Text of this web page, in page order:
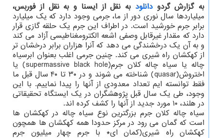
به گزارش گردودانلود به نقل از ایسنا و به نقل از فوربس،
میلیاردها سال نوری دور از ما، جرمی وجود دارد که یک میلیارد
برابر جرم خورشید است. در اطراف این جرم یک حلقه گازی قرار
دارد که مقدار غیرقابل وصفی اشعه الکترومغناطیسی آزاد می کند
و به آن یک درخشندگی می دهد که آنرا هزاران برابر درخشان تر
از کهکشان راه شیری می کند. چنین جرمی اغلب بعنوان ابرسیاه
چاله یا سیاه چاله کلان جرم(supermassive black hole) یا
اختروش(quasar) شناخته می شوند و در ۳۰ تا ۴۰ سال قبل ما
فقط توانسته ایم تعداد معدودی از آنها را پیدا نماییم. با این
وجود، طی یک سال قبل پژوهشگران در یک ایستگاه تحقیقاتی
در هلند، ۱۰ مورد جدید از آنها را کشف کرده اند.
سیاه چاله کلان جرم بزرگترین نوع سیاه چاله در کهکشان ها
است که گمان می رود در مرکز حدودا همه کهکشان ها همچون
کهکشان راه شیری(کمان ای* با جرم چهار میلیون جرم